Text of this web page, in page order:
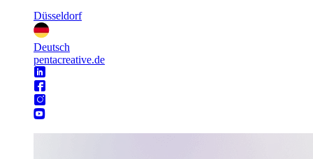
Düsseldorf
Deutsch
pentacreative.de